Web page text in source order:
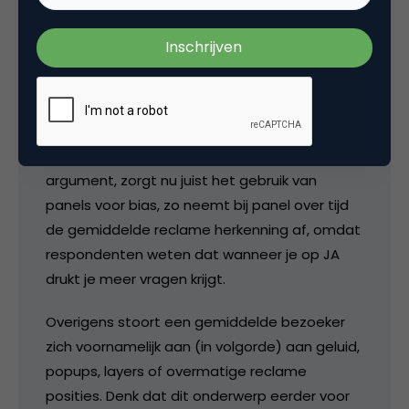
goed toegepast, dus duidelijke uitnodiging,
met kleine prijs en een contact frequentie van
1is er niks op tegen. Dat zien we, want wij zijn
onderzoek bezighoudt.
argument, zorgt nu juist het gebruik van
panels voor bias, zo neemt bij panel over tijd
de gemiddelde reclame herkenning af, omdat
respondenten weten dat wanneer je op JA
drukt je meer vragen krijgt.
Overigens stoort een gemiddelde bezoeker
zich voornamelijk aan (in volgorde) aan geluid,
popups, layers of overmatige reclame
posities. Denk dat dit onderwerp eerder voor